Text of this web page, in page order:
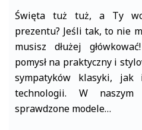
Święta tuż tuż, a Ty
prezentu? Jeśli tak, to nie
musisz dłużej
pomysł na praktyczny i
sympatyków klasyki, jak
technologii. W naszym
sprawdzone modele…